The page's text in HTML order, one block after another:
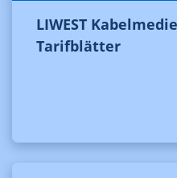
LIWEST
Tarifblätter